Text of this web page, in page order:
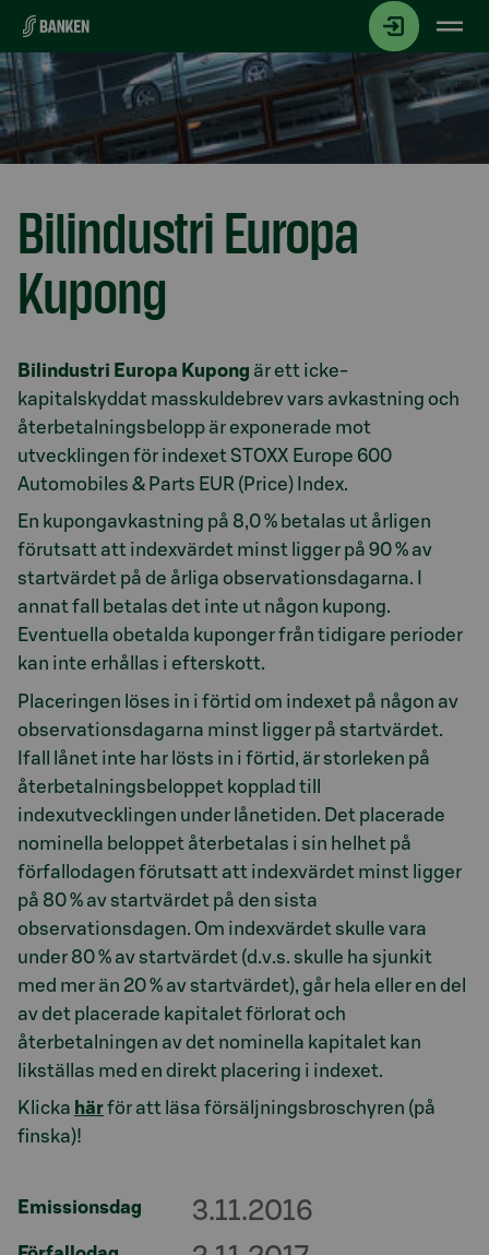
Gå direkt till innehållet
Bilindustri Europa
Kupong
Avsnitt med titel
Bilindustri Europa Kupong är ett icke-
kapitalskyddat masskuldebrev vars avkastning och
återbetalningsbelopp är exponerade mot
utvecklingen för indexet STOXX Europe 600
Automobiles & Parts EUR (Price) Index.
En kupongavkastning på 8,0 % betalas ut årligen
förutsatt att indexvärdet minst ligger på 90 % av
startvärdet på de årliga observationsdagarna. I
annat fall betalas det inte ut någon kupong.
Eventuella obetalda kuponger från tidigare perioder
kan inte erhållas i efterskott.
Placeringen löses in i förtid om indexet på någon av
observationsdagarna minst ligger på startvärdet.
Ifall lånet inte har lösts in i förtid, är storleken på
återbetalningsbeloppet kopplad till
indexutvecklingen under lånetiden. Det placerade
nominella beloppet återbetalas i sin helhet på
förfallodagen förutsatt att indexvärdet minst ligger
på 80 % av startvärdet på den sista
observationsdagen. Om indexvärdet skulle vara
under 80 % av startvärdet (d.v.s. skulle ha sjunkit
med mer än 20 % av startvärdet), går hela eller en del
av det placerade kapitalet förlorat och
återbetalningen av det nominella kapitalet kan
likställas med en direkt placering i indexet.
Klicka härför att läsa försäljningsbroschyren (på
finska)!
Emissionsdag 3.11.2016